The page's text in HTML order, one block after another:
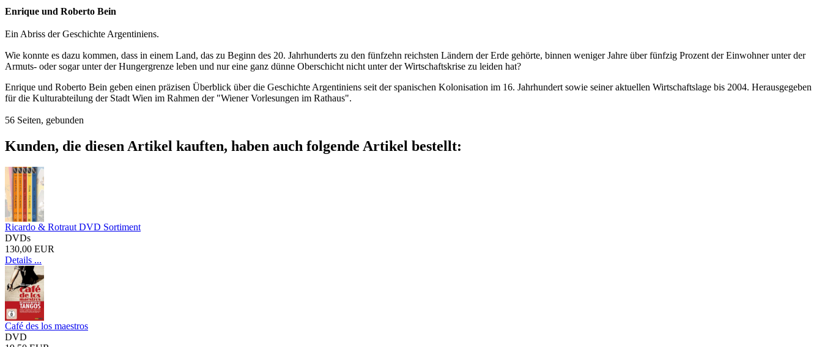
Enrique und Roberto Bein
Ein Abriss der Geschichte Argentiniens.
Wie konnte es dazu kommen, dass in einem Land, das zu Beginn des 20. Jahrhunderts zu den fünfzehn reichsten Ländern der Erde gehörte, binnen weniger Jahre über fünfzig Prozent der Einwohner unter der
Armuts- oder sogar unter der Hungergrenze leben und nur eine ganz dünne Oberschicht nicht unter der Wirtschaftskrise zu leiden hat?
Enrique und Roberto Bein geben einen präzisen Überblick über die Geschichte Argentiniens seit der spanischen Kolonisation im 16. Jahrhundert sowie seiner aktuellen Wirtschaftslage bis 2004. Herausgegeben
für die Kulturabteilung der Stadt Wien im Rahmen der "Wiener Vorlesungen im Rathaus".
56 Seiten, gebunden
Kunden, die diesen Artikel kauften, haben auch folgende Artikel bestellt:
Ricardo & Rotraut DVD Sortiment
DVDs
130,00 EUR
Details ...
Café des los maestros
DVD